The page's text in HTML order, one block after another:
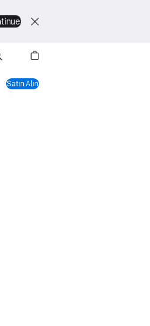
Satın AlınApple Watch Series 11